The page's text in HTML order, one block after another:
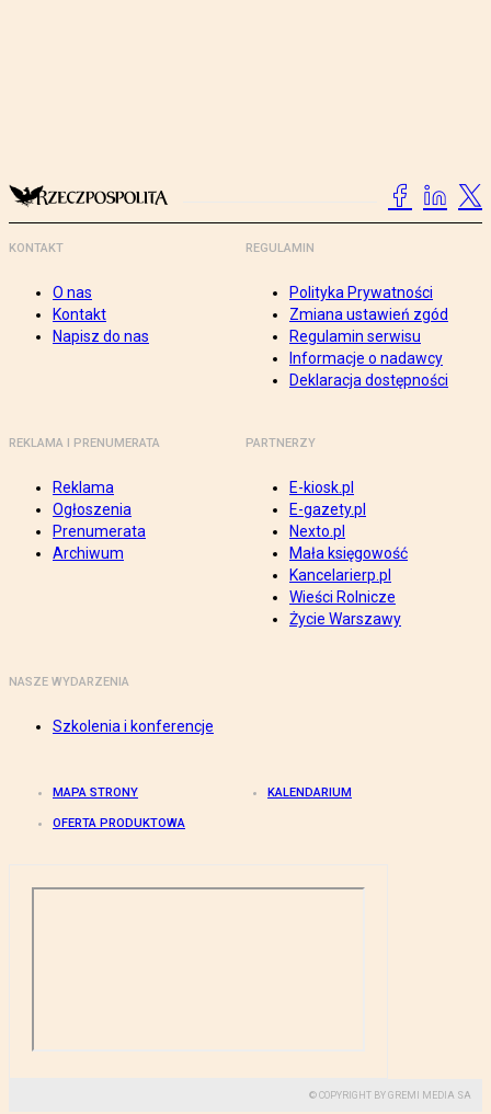
KONTAKT
O nas
Kontakt
Napisz do nas
REGULAMIN
Polityka Prywatności
Zmiana ustawień zgód
Regulamin serwisu
Informacje o nadawcy
Deklaracja dostępności
REKLAMA I PRENUMERATA
Reklama
Ogłoszenia
Prenumerata
Archiwum
PARTNERZY
E-kiosk.pl
E-gazety.pl
Nexto.pl
Mała księgowość
Kancelarierp.pl
Wieści Rolnicze
Życie Warszawy
NASZE WYDARZENIA
Szkolenia i konferencje
MAPA STRONY KALENDARIUM
OFERTA PRODUKTOWA
© COPYRIGHT BY GREMI MEDIA SA